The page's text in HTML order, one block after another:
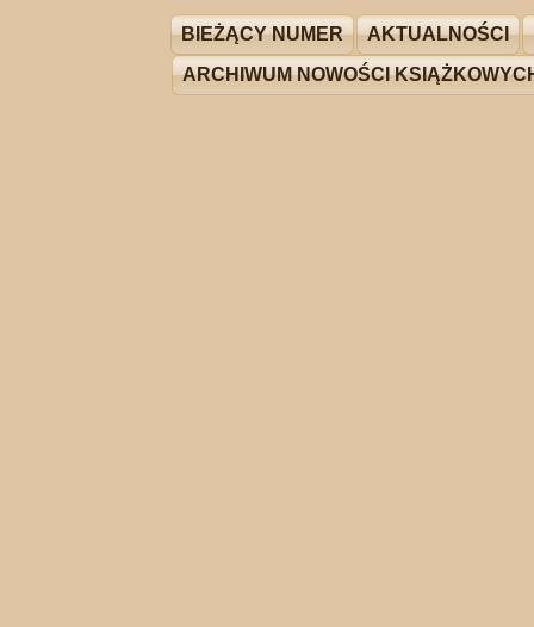
BIEŻĄCY NUMER AKTUALNOŚCI
ARCHIWUM NOWOŚCI